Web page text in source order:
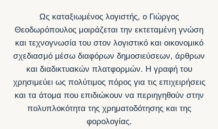
Ως καταξιωμένος λογιστής, ο Γιώργος
Θεοδωρόπουλος μοιράζεται την εκτεταμένη γνώση
και τεχνογνωσία του στον λογιστικό και οικονομικό
σχεδιασμό μέσω διαφόρων δημοσιεύσεων, άρθρων
και διαδικτυακών πλατφορμών. Η γραφή του
χρησιμεύει ως πολύτιμος πόρος για τις επιχειρήσεις
και τα άτομα που επιδιώκουν να περιηγηθούν στην
πολυπλοκότητα της χρηματοδότησης και της
φορολογίας.